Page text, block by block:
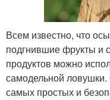
Всем известно, что
подгнившие фрукты и
продуктов можно
самодельной ловушки.
самых простых и